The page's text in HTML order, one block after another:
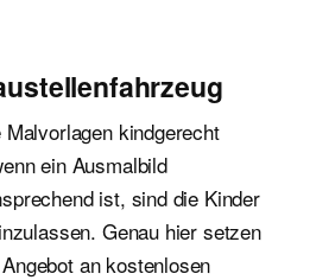
kindgerecht
ein Ausmalbild
ist, sind die Kinder
Genau hier setzen
an kostenlosen